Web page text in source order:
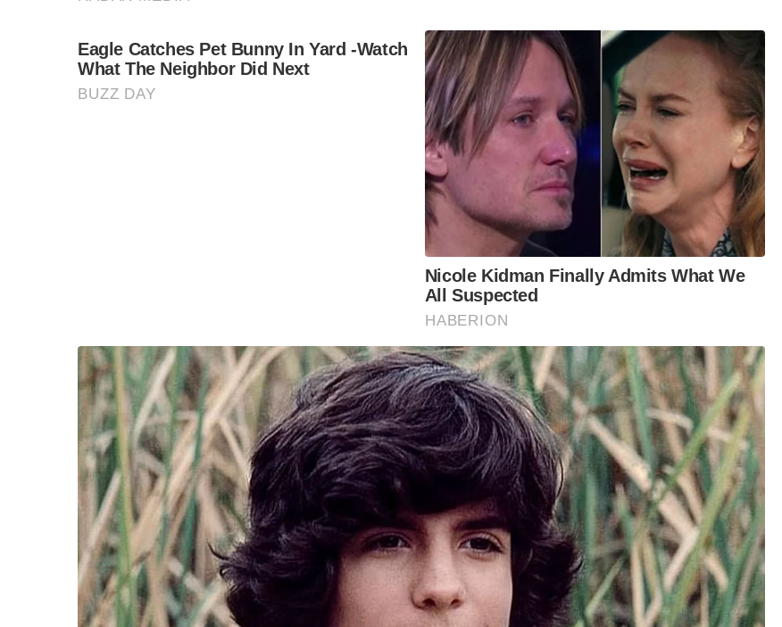
ว่าไม่ได้มาจากประชาชนบ้างละ เป็นลูกมือรัฐบาลบ้างละ เป็นติ่งระบบรัฐสภาบ้างละ ตั้งแง่รังเกียจ ขับไล่เขา
ในแต่ละวัน
แล้วภาคประชาชน หมอวรงค์ “ไทยภักดี” มือปราบจำนำข้าว หมอเหรียญทอง และใครต่อใคร ผู้เป็น
ประชาธิปไตยทางปฏิบัติ ก็ออกมาช่วยกัน “โวยเพื่อชาติ”
ในขณะที่เพื่อไทย-ฝ่ายค้าน จัดงานหรูหรา-หมาหอนกับงาน “หน้าเก่า-หน้าแหก” แล้วกลับมาใหม่
ตีนที่ย่ำจนช้ำแล้ว!
แต่ที่ประชุมวุฒิสภา บรรดาวุฒิสมาชิกกลับทำหน้าที่ตรวจสอบรัฐบาลแทนสส.ฝ่ายค้าน ชนิดหน้าดำคร่ำ
เครียด
ผมไม่ใช่ สส.เห็นแล้วยังอายแทน
ฝ่ายค้าน นั้น ทำกันอยู่ ๒ เรื่องเท่านั้นกระมัง “ล้มรัฐบาล” กับสนับสนุน “ล้มสถาบัน”?!
เมื่อวาน “แพทย์หญิง คุณหญิง พรทิพย์ โรจนสุนันท์” อภิปรายให้ข้อมูลไว้เป็นประโยชน์ เช่น
กรมราชทัณฑ์ไม่ได้มีกรอบหรือกฎหมายในการลดโทษในโทษที่เกี่ยวกับการทุจริตคอร์รัปชัน, โทษที่เกี่ยวกับ
“วันวิชิต” ชี้ระบบเลือก สว. เปิดช่อง
ล็อบบี้ทุกกลุ่ม ส่วนปมฮั้วต้องมีหลัก
ฐานเส้นเงิน ล็อกโหวต กำหนดผล ชี้
ข้อสันนิษฐาน สร้างกระแส แต่ไร้
Impact ทางกฎหมาย
นักวิชาการชี้ “ส้มเปิดดีลคุยแดง-
เขียว” กระทบความชอบธรรมพรรค
ประชาชน หากร่วมรัฐบาลสวนทาง
คำขวัญ “มีเรา ไม่มีเทา”